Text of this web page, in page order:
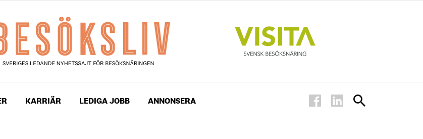
KARRIÄR LEDIGA JOBB ANNONSERA